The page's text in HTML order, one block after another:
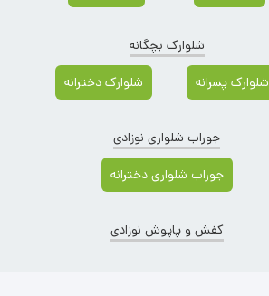
شلوارک بچگانه
شلوارک پسرانه شلوارک دخترانه
جوراب شلواری نوزادی
جوراب شلواری دخترانه
کفش و پاپوش نوزادی